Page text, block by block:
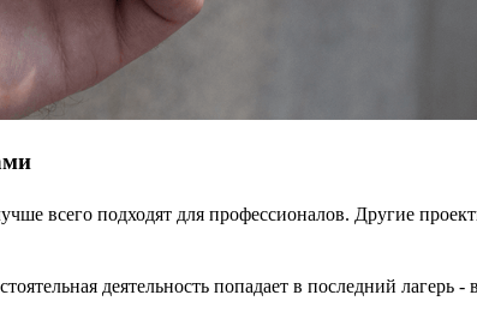
всего подходят для профессионалов. Другие
деятельность попадает в последний лагерь -